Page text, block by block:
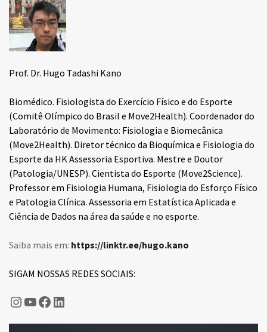
Prof. Dr. Hugo Tadashi Kano
Biomédico. Fisiologista do Exercício Físico e do Esporte
(Comitê Olímpico do Brasil e Move2Health). Coordenador do
Laboratório de Movimento: Fisiologia e Biomecânica
(Move2Health). Diretor técnico da Bioquímica e Fisiologia do
Esporte da HK Assessoria Esportiva. Mestre e Doutor
(Patologia/UNESP). Cientista do Esporte (Move2Science).
Professor em Fisiologia Humana, Fisiologia do Esforço Físico
e Patologia Clínica. Assessoria em Estatística Aplicada e
Ciência de Dados na área da saúde e no esporte.
Saiba mais em: https://linktr.ee/hugo.kano
SIGAM NOSSAS REDES SOCIAIS:
Hugo KanoFisiologia do Esporte
Fisiologia do Esporte
LinkedIn